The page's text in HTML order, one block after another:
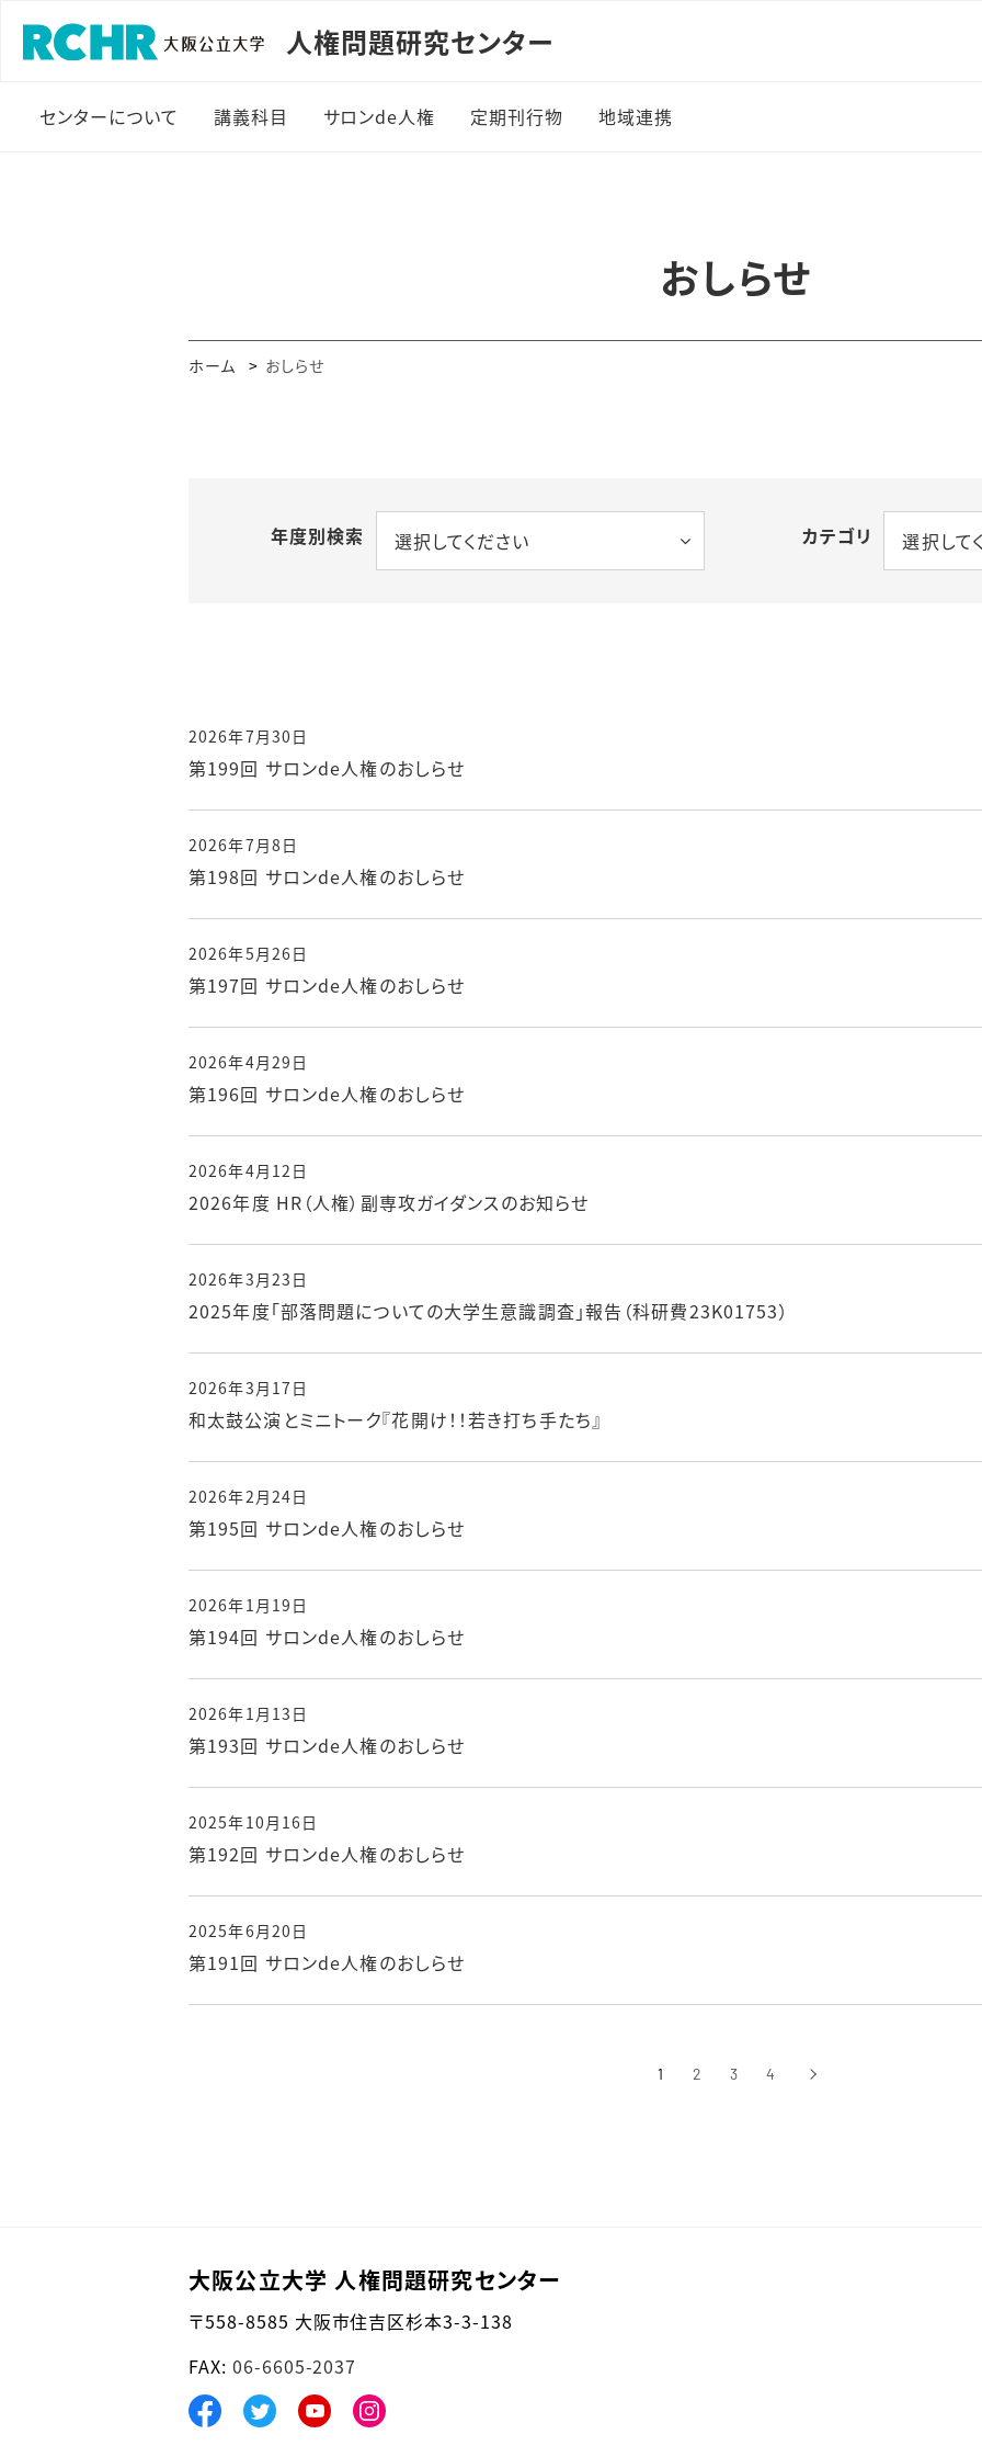
人権問題研究センター
センターについて 講義科目 サロンde人権 定期刊行物 地域連携
おしらせ
ホーム おしらせ
年度別検索 選択してください カテゴリ 選択して
2026年7月30日
第199回 サロンde人権のおしらせ
2026年7月8日
第198回 サロンde人権のおしらせ
2026年5月26日
第197回 サロンde人権のおしらせ
2026年4月29日
第196回 サロンde人権のおしらせ
2026年4月12日
2026年度 HR（人権）副専攻ガイダンスのお知らせ
2026年3月23日
2025年度「部落問題についての大学生意識調査」報告（科研費23K01753）
2026年3月17日
和太鼓公演とミニトーク『花開け！！若き打ち手たち』
2026年2月24日
第195回 サロンde人権のおしらせ
2026年1月19日
第194回 サロンde人権のおしらせ
2026年1月13日
第193回 サロンde人権のおしらせ
2025年10月16日
第192回 サロンde人権のおしらせ
2025年6月20日
第191回 サロンde人権のおしらせ
1 2 3 4 ›次へ
大阪公立大学 人権問題研究センター
〒558-8585 大阪市住吉区杉本3-3-138
FAX: 06-6605-2037